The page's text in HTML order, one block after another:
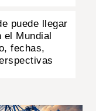
puede llegar
el Mundial
fechas,